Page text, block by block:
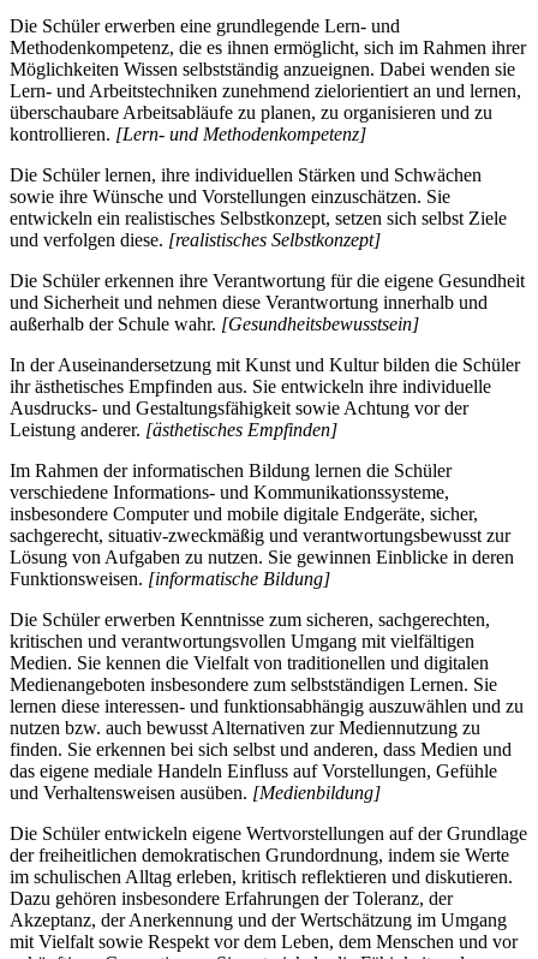
Die Schüler erwerben eine grundlegende Lern- und
Methodenkompetenz, die es ihnen ermöglicht, sich im Rahmen ihrer
Möglichkeiten Wissen selbstständig anzueignen. Dabei wenden sie
Lern- und Arbeitstechniken zunehmend zielorientiert an und lernen,
überschaubare Arbeitsabläufe zu planen, zu organisieren und zu
kontrollieren. [Lern- und Methodenkompetenz]
Die Schüler lernen, ihre individuellen Stärken und Schwächen
sowie ihre Wünsche und Vorstellungen einzuschätzen. Sie
entwickeln ein realistisches Selbstkonzept, setzen sich selbst Ziele
und verfolgen diese. [realistisches Selbstkonzept]
Die Schüler erkennen ihre Verantwortung für die eigene Gesundheit
und Sicherheit und nehmen diese Verantwortung innerhalb und
außerhalb der Schule wahr. [Gesundheitsbewusstsein]
In der Auseinandersetzung mit Kunst und Kultur bilden die Schüler
ihr ästhetisches Empfinden aus. Sie entwickeln ihre individuelle
Ausdrucks- und Gestaltungsfähigkeit sowie Achtung vor der
Leistung anderer. [ästhetisches Empfinden]
Im Rahmen der informatischen Bildung lernen die Schüler
verschiedene Informations- und Kommunikationssysteme,
insbesondere Computer und mobile digitale Endgeräte, sicher,
sachgerecht, situativ-zweckmäßig und verantwortungsbewusst zur
Lösung von Aufgaben zu nutzen. Sie gewinnen Einblicke in deren
Funktionsweisen. [informatische Bildung]
Die Schüler erwerben Kenntnisse zum sicheren, sachgerechten,
kritischen und verantwortungsvollen Umgang mit vielfältigen
Medien. Sie kennen die Vielfalt von traditionellen und digitalen
Medienangeboten insbesondere zum selbstständigen Lernen. Sie
lernen diese interessen- und funktionsabhängig auszuwählen und zu
nutzen bzw. auch bewusst Alternativen zur Mediennutzung zu
finden. Sie erkennen bei sich selbst und anderen, dass Medien und
das eigene mediale Handeln Einfluss auf Vorstellungen, Gefühle
und Verhaltensweisen ausüben. [Medienbildung]
Die Schüler entwickeln eigene Wertvorstellungen auf der Grundlage
der freiheitlichen demokratischen Grundordnung, indem sie Werte
im schulischen Alltag erleben, kritisch reflektieren und diskutieren.
Dazu gehören insbesondere Erfahrungen der Toleranz, der
Akzeptanz, der Anerkennung und der Wertschätzung im Umgang
mit Vielfalt sowie Respekt vor dem Leben, dem Menschen und vor